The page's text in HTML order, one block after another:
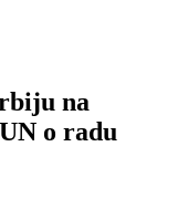
na
o radu